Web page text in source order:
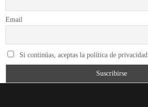
Email
Si continúas, aceptas la política de privacidad